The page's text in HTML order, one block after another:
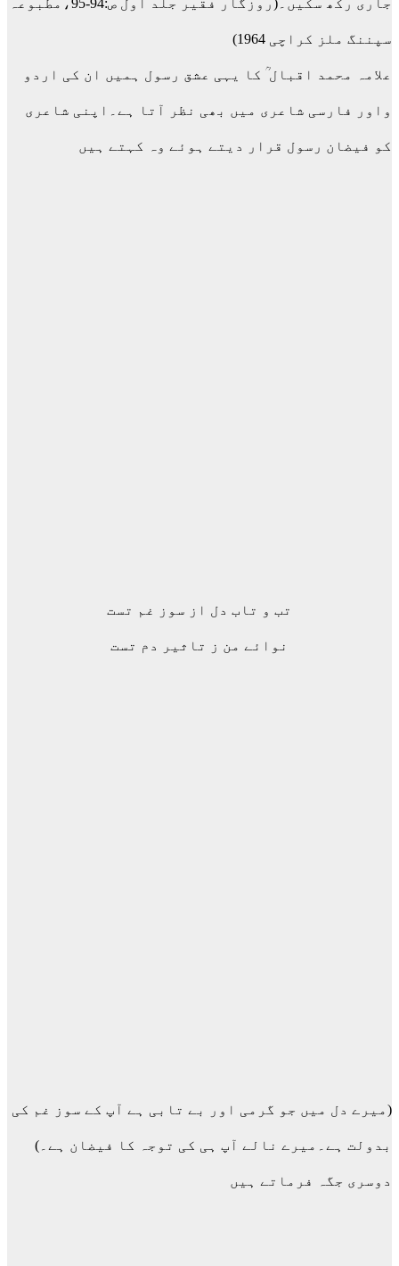
جاری رکھ سکیں۔(روزگار فقیر جلد اول ص:94-95،مطبوعہ
سپننگ ملز کراچی 1964)
علامہ محمد اقبال ؒ کا یہی عشق رسول ہمیں ان کی اردو
واور فارسی شاعری میں بھی نظر آتا ہے۔اپنی شاعری
کو فیضان رسول قرار دیتے ہوئے وہ کہتے ہیں
تب و تاب دل از سوز غم تست
نوائے من ز تاثیر دم تست
(میرے دل میں جو گرمی اور بے تابی ہے آپ کے سوز غم کی
بدولت ہے۔میرے نالے آپ ہی کی توجہ کا فیضان ہے۔)
دوسری جگہ فرماتے ہیں